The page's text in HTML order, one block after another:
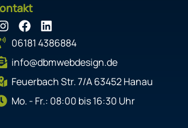
I
n
s
t
a
g
r
a
F
a
c
e
b
o
k
L
i
n
k
e
d
n
06181 4386884
info@dbmwebdesign.de
Feuerbach Str. 7/A 63452 Hanau
Mo. - Fr.: 08:00 bis 16:30 Uhr